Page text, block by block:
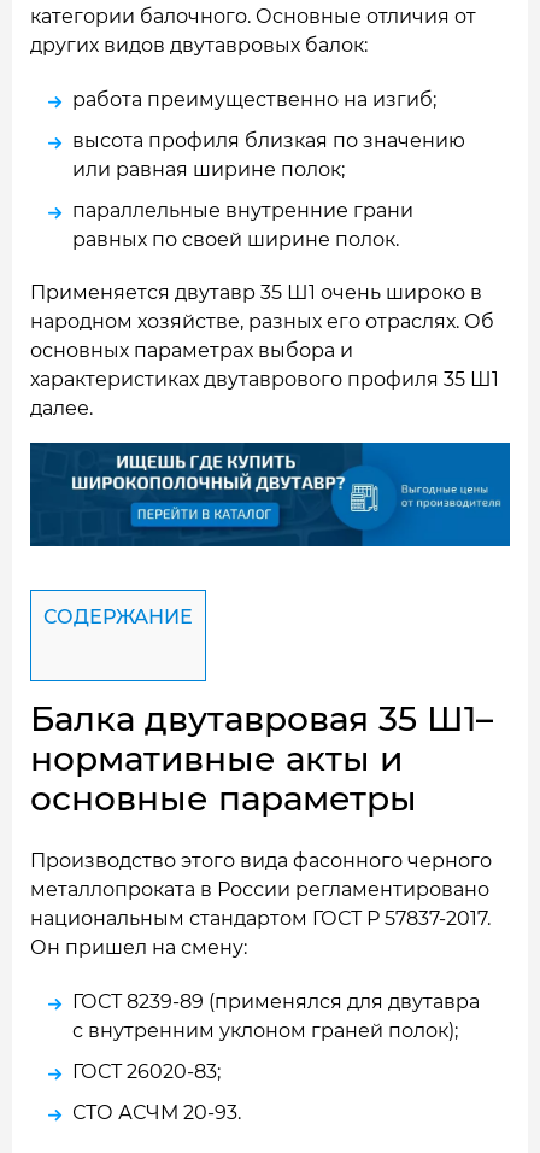
категории балочного. Основные отличия от
других видов двутавровых балок:
работа преимущественно на изгиб;
высота профиля близкая по значению
или равная ширине полок;
параллельные внутренние грани
равных по своей ширине полок.
Применяется двутавр 35 Ш1 очень широко в
народном хозяйстве, разных его отраслях. Об
основных параметрах выбора и
характеристиках двутаврового профиля 35 Ш1
далее.
СОДЕРЖАНИЕ
Балка двутавровая 35 Ш1–
нормативные акты и
основные параметры
Производство этого вида фасонного черного
металлопроката в России регламентировано
национальным стандартом ГОСТ Р 57837-2017.
Он пришел на смену:
ГОСТ 8239-89 (применялся для двутавра
с внутренним уклоном граней полок);
ГОСТ 26020-83;
СТО АСЧМ 20-93.